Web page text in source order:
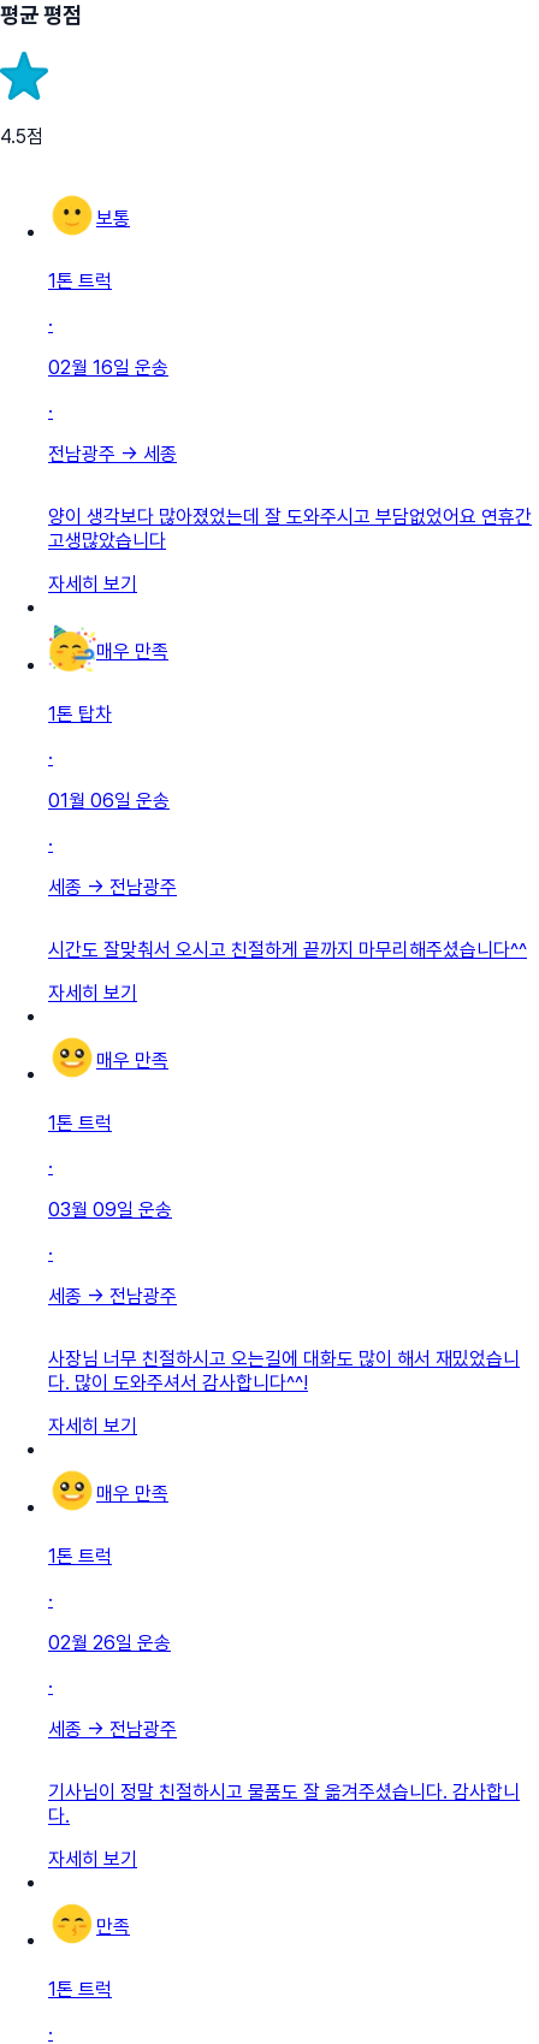
평균 평점
4.5점
보통
1톤 트럭
·
02월 16일 운송
·
전남광주 → 세종
양이 생각보다 많아졌었는데 잘 도와주시고 부담없었어요 연휴간
고생많았습니다
자세히 보기
매우 만족
1톤 탑차
·
01월 06일 운송
·
세종 → 전남광주
시간도 잘맞춰서 오시고 친절하게 끝까지 마무리해주셨습니다^^
자세히 보기
매우 만족
1톤 트럭
·
03월 09일 운송
·
세종 → 전남광주
사장님 너무 친절하시고 오는길에 대화도 많이 해서 재밌었습니
다. 많이 도와주셔서 감사합니다^^!
자세히 보기
매우 만족
1톤 트럭
·
02월 26일 운송
·
세종 → 전남광주
기사님이 정말 친절하시고 물품도 잘 옮겨주셨습니다. 감사합니
다.
자세히 보기
만족
1톤 트럭
·